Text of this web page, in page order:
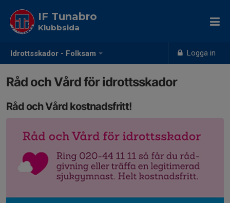
Idrottsskador - Folksam Logga in
IF Tunabro
Klubbsida
Råd och Vård för idrottsskador
Råd och Vård kostnadsfritt!